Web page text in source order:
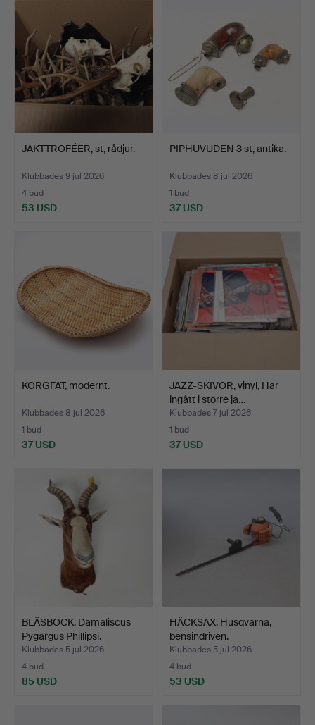
JAKTTROFÉER, st, rådjur.
Klubbades 9 jul 2026
4 bud
53 USD
PIPHUVUDEN 3 st, antika.
Klubbades 8 jul 2026
1 bud
37 USD
KORGFAT, modernt.
Klubbades 8 jul 2026
1 bud
37 USD
JAZZ-SKIVOR, vinyl, Har
ingått i större ja…
Klubbades 7 jul 2026
1 bud
37 USD
BLÄSBOCK, Damaliscus
Pygargus Phillipsi.
Klubbades 5 jul 2026
4 bud
85 USD
HÄCKSAX, Husqvarna,
bensindriven.
Klubbades 5 jul 2026
4 bud
53 USD